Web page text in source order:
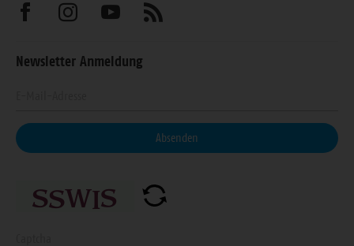
Besuchen
uns
Besuchen
uns
Besuchen
uns
Youtube
Abonnieren
Newsletter Anmeldung
Absenden
Ihre
E-
Adresse